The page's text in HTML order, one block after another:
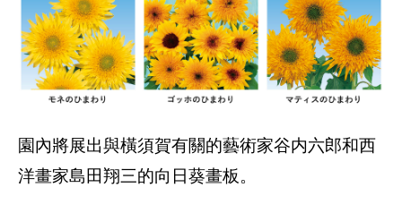
園內將展出與橫須賀有關的藝術家谷内六郎和西
洋畫家島田翔三的向日葵畫板。